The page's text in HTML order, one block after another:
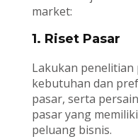
market:
1. Riset Pasar
Lakukan
kebutuhan dan
pasar, serta
pasar yang
peluang bisnis.